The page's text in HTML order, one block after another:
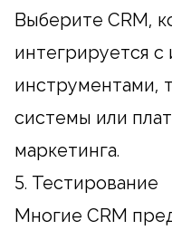
Выберите CRM,
интегрируется
инструментами,
системы или
маркетинга.
5. Тестирование
Многие CRM